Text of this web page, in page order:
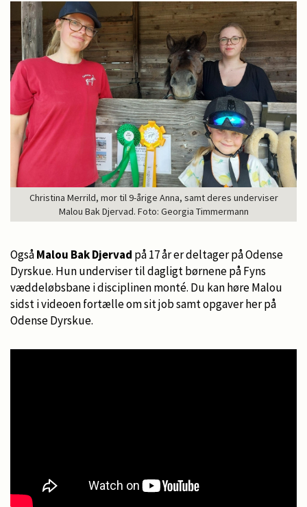
Christina Merrild, mor til 9-årige Anna, samt deres underviser
Malou Bak Djervad. Foto: Georgia Timmermann
OgsåMalou Bak Djervad på 17 år er deltager på Odense
Dyrskue. Hun underviser til dagligt børnene på Fyns
væddeløbsbane i disciplinen monté. Du kan høre Malou
sidst i videoen fortælle om sit job samt opgaver her på
Odense Dyrskue.